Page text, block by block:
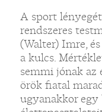
A sport
rendszeres
(Walter) Imre,
a kulcs.
semmi jónak az
örök fiatal
ugyanakkor egy